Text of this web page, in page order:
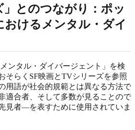
」とのつながり：ポッ
おけるメンタル・ダイ
ンタル・ダイバージェント」を検
そらくSF映画とTVシリーズを参照
用語が社会的規範とは異なる方法で
適合者、そして多数が見ることので
見者—を表すために使用されていま